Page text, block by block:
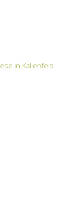
in Kallenfels